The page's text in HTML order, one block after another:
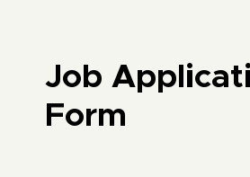
Job
Form